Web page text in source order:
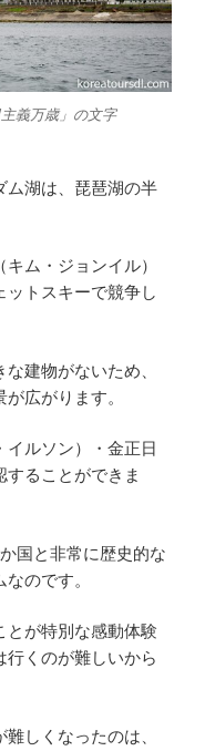
義万歳」の文字
湖は、琵琶湖の半
ム・ジョンイル）
トスキーで競争し
建物がないため、
広がります。
ルソン）・金正日
ることができま
国と非常に歴史的な
のです。
が特別な感動体験
行くのが難しいから
しくなったのは、